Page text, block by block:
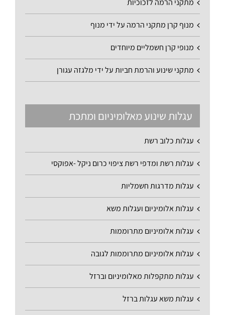
מתקני הרמה לזכוכיות
מנוף קרן מתקני הרמה על ידי מנוף
מנופי קרן חשמליים מיוחדים
מתקני שינוע והרמת חביות על ידי מלגזה עגורן
עגלות שינוע מאלומיניום ומתכת
עגלות כלוב רשת
עגלות רשת ומדפי רשת ציפוי כרום ניקל -אפוקסי
עגלות מדרגות חשמליות
עגלות אלומיניום ועגלות משא
עגלות אלומיניום מתרוממות
עגלות אלומיניום מתרוממות לגובה
עגלות מתקפלות מאלומיניום וברזל
עגלות משא עגלות ברזל